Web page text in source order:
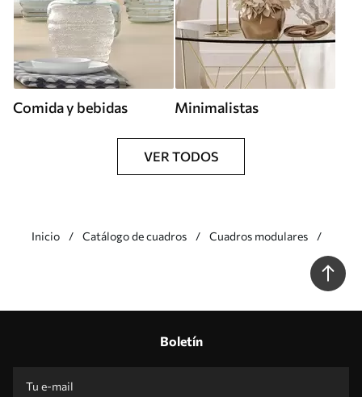
Comida y bebidas Minimalistas
VER TODOS
Inicio Catálogo de cuadros Cuadros modulares
Boletín